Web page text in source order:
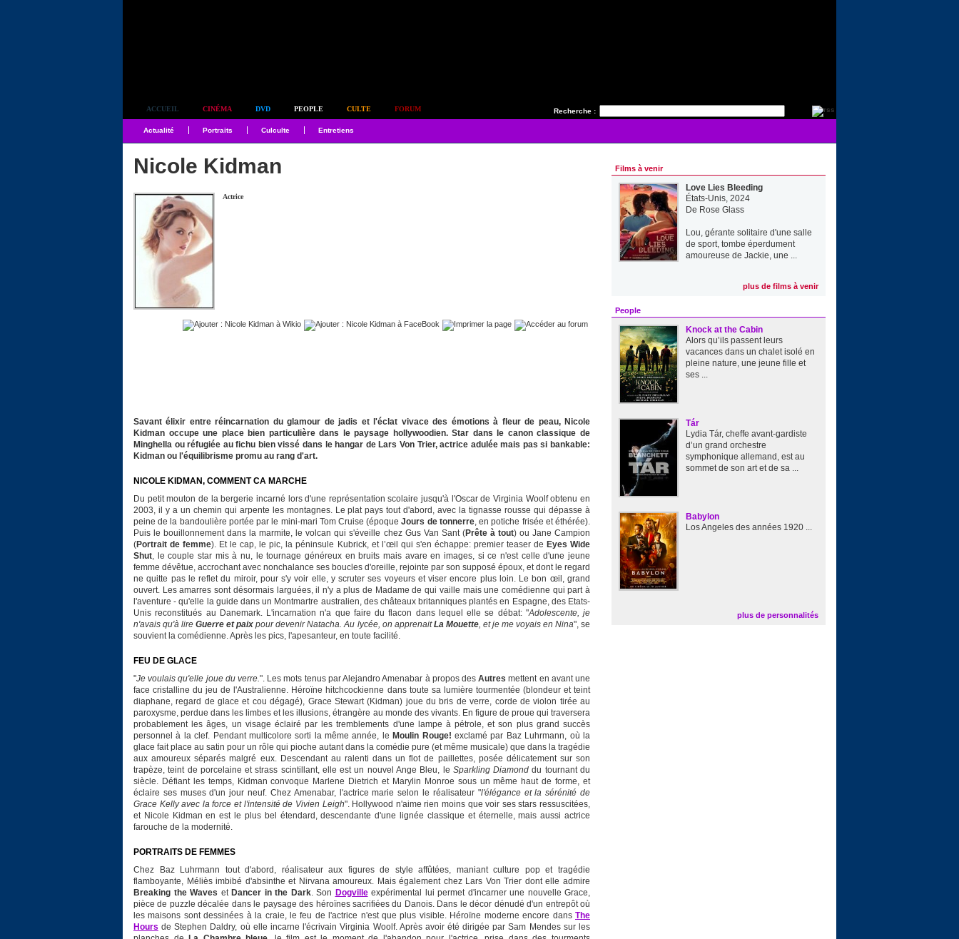
Recherche :
ACCUEIL CINÉMA DVD PEOPLE CULTE FORUM
Actualité Portraits Culculte Entretiens
Nicole Kidman
Actrice
Savant élixir entre réincarnation du glamour de jadis et l'éclat vivace des émotions à fleur de peau, Nicole
Kidman occupe une place bien particulière dans le paysage hollywoodien. Star dans le canon classique de
Minghella ou réfugiée au fichu bien vissé dans le hangar de Lars Von Trier, actrice adulée mais pas si bankable:
Kidman ou l'équilibrisme promu au rang d'art.
NICOLE KIDMAN, COMMENT CA MARCHE
Du petit mouton de la bergerie incarné lors d'une représentation scolaire jusqu'à l'Oscar de Virginia Woolf obtenu en
2003, il y a un chemin qui arpente les montagnes. Le plat pays tout d'abord, avec la tignasse rousse qui dépasse à
peine de la bandoulière portée par le mini-mari Tom Cruise (époqueJours de tonnerre, en potiche frisée et éthérée).
Puis le bouillonnement dans la marmite, le volcan qui s'éveille chez Gus Van Sant (Prête à tout) ou Jane Campion
(Portrait de femme). Et le cap, le pic, la péninsule Kubrick, et l’œil qui s'en échappe: premier teaser de Eyes Wide
Shut, le couple star mis à nu, le tournage généreux en bruits mais avare en images, si ce n'est celle d'une jeune
femme dévêtue, accrochant avec nonchalance ses boucles d'oreille, rejointe par son supposé époux, et dont le regard
ne quitte pas le reflet du miroir, pour s'y voir elle, y scruter ses voyeurs et viser encore plus loin. Le bon œil, grand
ouvert. Les amarres sont désormais larguées, il n'y a plus de Madame de qui vaille mais une comédienne qui part à
l'aventure - qu'elle la guide dans un Montmartre australien, des châteaux britanniques plantés en Espagne, des Etats-
Unis reconstitués au Danemark. L'incarnation n'a que faire du flacon dans lequel elle se débat: "Adolescente, je
n'avais qu'à lireGuerre et paix pour devenir Natacha. Au lycée, on apprenaitLa Mouette, et je me voyais en Nina", se
souvient la comédienne. Après les pics, l'apesanteur, en toute facilité.
FEU DE GLACE
"Je voulais qu'elle joue du verre.". Les mots tenus par Alejandro Amenabar à propos desAutres mettent en avant une
face cristalline du jeu de l'Australienne. Héroïne hitchcockienne dans toute sa lumière tourmentée (blondeur et teint
diaphane, regard de glace et cou dégagé), Grace Stewart (Kidman) joue du bris de verre, corde de violon tirée au
paroxysme, perdue dans les limbes et les illusions, étrangère au monde des vivants. En figure de proue qui traversera
probablement les âges, un visage éclairé par les tremblements d'une lampe à pétrole, et son plus grand succès
personnel à la clef. Pendant multicolore sorti la même année, le Moulin Rouge! exclamé par Baz Luhrmann, où la
glace fait place au satin pour un rôle qui pioche autant dans la comédie pure (et même musicale) que dans la tragédie
aux amoureux séparés malgré eux. Descendant au ralenti dans un flot de paillettes, posée délicatement sur son
trapèze, teint de porcelaine et strass scintillant, elle est un nouvel Ange Bleu, le Sparkling Diamond du tournant du
siècle. Défiant les temps, Kidman convoque Marlene Dietrich et Marylin Monroe sous un même haut de forme, et
éclaire ses muses d'un jour neuf. Chez Amenabar, l'actrice marie selon le réalisateur "l'élégance et la sérénité de
Grace Kelly avec la force et l'intensité de Vivien Leigh". Hollywood n'aime rien moins que voir ses stars ressuscitées,
et Nicole Kidman en est le plus bel étendard, descendante d'une lignée classique et éternelle, mais aussi actrice
farouche de la modernité.
PORTRAITS DE FEMMES
Chez Baz Luhrmann tout d'abord, réalisateur aux figures de style affûtées, maniant culture pop et tragédie
flamboyante, Méliès imbibé d'absinthe et Nirvana amoureux. Mais également chez Lars Von Trier dont elle admire
Breaking the Waves et Dancer in the Dark. Son Dogvilleexpérimental lui permet d'incarner une nouvelle Grace,
pièce de puzzle décalée dans le paysage des héroïnes sacrifiées du Danois. Dans le décor dénudé d'un entrepôt où
les maisons sont dessinées à la craie, le feu de l'actrice n'est que plus visible. Héroïne moderne encore dans The
Hours de Stephen Daldry, où elle incarne l'écrivain Virginia Woolf. Après avoir été dirigée par Sam Mendes sur les
Films à venir
Love Lies Bleeding
États-Unis, 2024
De Rose Glass
Lou, gérante solitaire d'une salle
de sport, tombe éperdument
amoureuse de Jackie, une ...
plus de films à venir
People
Knock at the Cabin
Alors qu’ils passent leurs
vacances dans un chalet isolé en
pleine nature, une jeune fille et
ses ...
Tár
Lydia Tár, cheffe avant-gardiste
d’un grand orchestre
symphonique allemand, est au
sommet de son art et de sa ...
Babylon
Los Angeles des années 1920 ...
plus de personnalités